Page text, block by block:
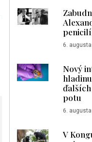
6.
Nový
potu
6.
V